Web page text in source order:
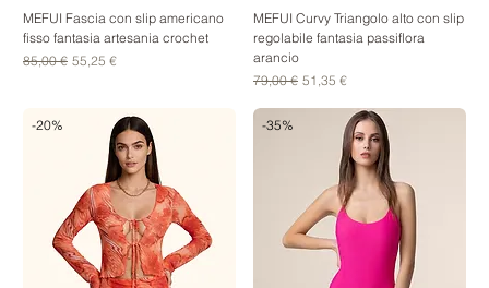
MEFUI Fascia con slip americano
fisso fantasia artesania crochet
Prezzo regolare
85,00 € Prezzo scontato
55,25 €
MEFUI Curvy Triangolo alto con slip
regolabile fantasia passiflora
arancio
Prezzo regolare
79,00 € Prezzo scontato
51,35 €
-20% -35%